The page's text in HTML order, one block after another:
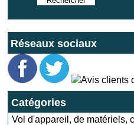
Réseaux sociaux
Catégories
Vol d'appareil, de matériels,